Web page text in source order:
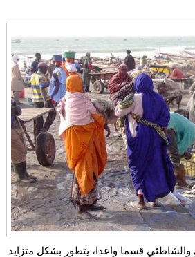
والشاطئي قسما واعدا، يتطور بشكل متزايد